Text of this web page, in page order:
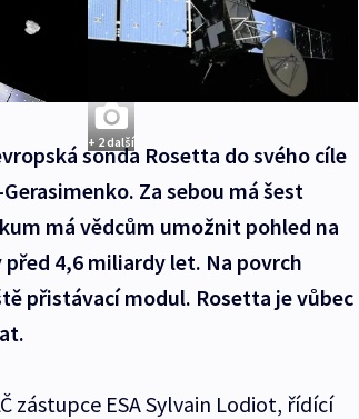
+ 2 další
sonda Rosetta do svého cíle
Za sebou má šest
má vědcům umožnit pohled na
4,6 miliardy let. Na povrch
přistávací modul. Rosetta je vůbec
zástupce ESA Sylvain Lodiot, řídící